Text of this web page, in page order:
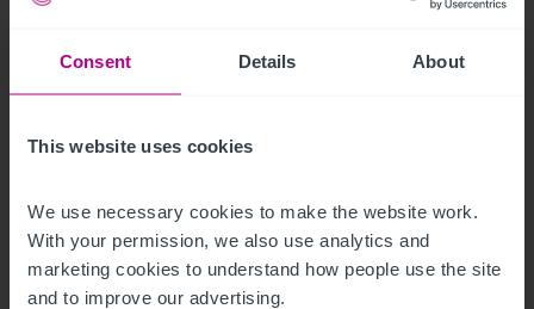
Consent Details About
This website uses cookies
We use necessary cookies to make the website work.
With your permission, we also use analytics and
marketing cookies to understand how people use the site
and to improve our advertising.